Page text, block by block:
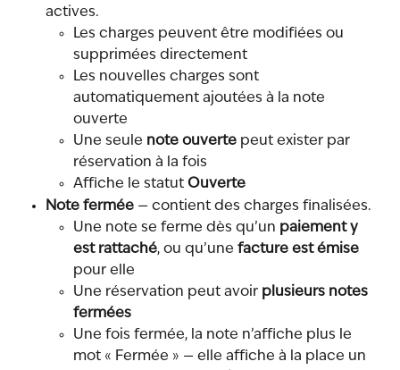
actives.
Les charges peuvent être modifiées ou
supprimées directement
Les nouvelles charges sont
automatiquement ajoutées à la note
ouverte
Une seule note ouverte peut exister par
réservation à la fois
Affiche le statut Ouverte
Note fermée — contient des charges finalisées.
Une note se ferme dès qu’un paiement y
est rattaché, ou qu’une facture est émise
pour elle
Une réservation peut avoir plusieurs notes
fermées
Une fois fermée, la note n’affiche plus le
mot « Fermée » — elle affiche à la place un